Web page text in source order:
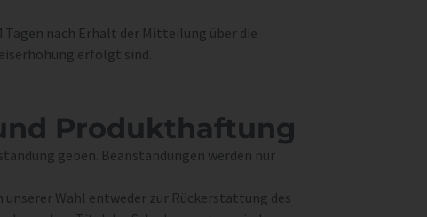
nach Erhalt der Mitteilung über die
erfolgt sind.
Produkt­haftung
geben. Beanstandungen werden nur
Wahl entweder zur Rückerstattung des